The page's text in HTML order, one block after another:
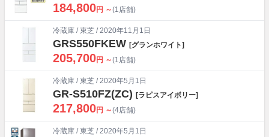
184,800円 ～(1店舗)
冷蔵庫 /東芝 / 2020年11月1日
GRS550FKEW [グランホワイト]
205,700円 ～(1店舗)
冷蔵庫 /東芝 / 2020年5月1日
GR-S510FZ(ZC) [ラピスアイボリー]
217,800円 ～(4店舗)
冷蔵庫 /東芝 / 2020年5月1日